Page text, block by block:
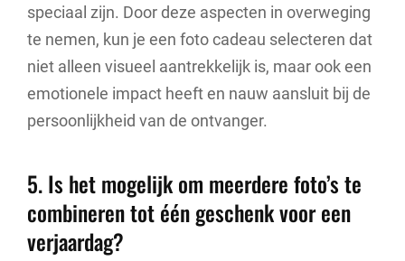
speciaal zijn. Door deze aspecten in overweging
te nemen, kun je een foto cadeau selecteren dat
niet alleen visueel aantrekkelijk is, maar ook een
emotionele impact heeft en nauw aansluit bij de
persoonlijkheid van de ontvanger.
5. Is het mogelijk om meerdere foto’s te
combineren tot één geschenk voor een
verjaardag?